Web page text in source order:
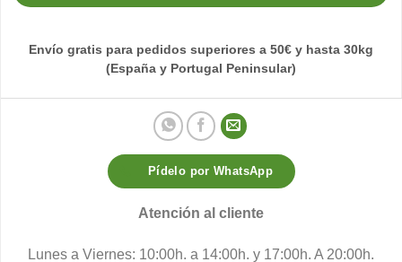
Envío gratis para pedidos superiores a 50€ y hasta 30kg
(España y Portugal Peninsular)
Pídelo por WhatsApp
Atención al cliente
Lunes a Viernes: 10:00h. a 14:00h. y 17:00h. A 20:00h.